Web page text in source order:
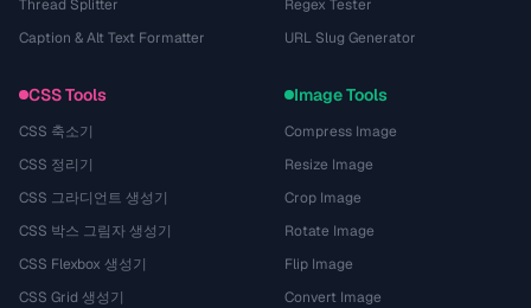
Thread Splitter
Caption & Alt Text Formatter
Regex Tester
URL Slug Generator
CSS Tools
CSS 축소기
CSS 정리기
CSS 그라디언트 생성기
CSS 박스 그림자 생성기
CSS Flexbox 생성기
CSS Grid 생성기
Image Tools
Compress Image
Resize Image
Crop Image
Rotate Image
Flip Image
Convert Image